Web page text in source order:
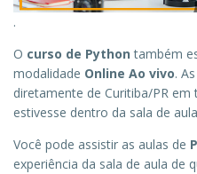
.
O curso de Python também
modalidade Online Ao vivo.
diretamente de Curitiba/PR
estivesse dentro da sala de
Você pode assistir as aulas de
experiência da sala de aula de